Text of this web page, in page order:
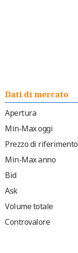
Dati di mercato
Apertura
Min-Max oggi
Prezzo di riferimento
Min-Max anno
Bid
Ask
Volume totale
Controvalore